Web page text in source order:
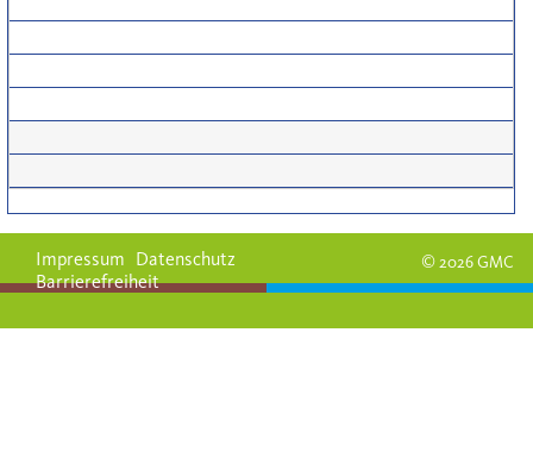
© 2026 GMC
Impressum Datenschutz
Barrierefreiheit